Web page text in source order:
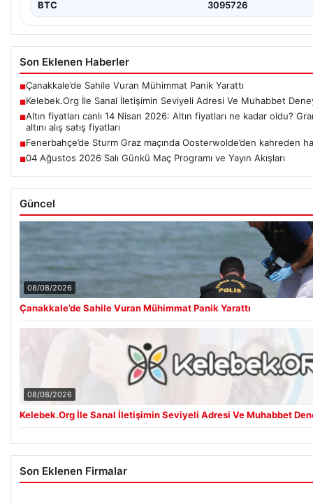
BTC 3095726
Son Eklenen Haberler
■Çanakkale’de Sahile Vuran Mühimmat Panik Yarattı
■Kelebek.Org İle Sanal İletişimin Seviyeli Adresi Ve Muhabbet
■Altın fiyatları canlı 14 Nisan 2026: Altın fiyatları ne kadar oldu?
altını alış satış fiyatları
■Fenerbahçe’de Sturm Graz maçında Oosterwolde’den kahreden
■04 Ağustos 2026 Salı Günkü Maç Programı ve Yayın Akışları
Güncel
08/08/2026
Çanakkale’de Sahile Vuran Mühimmat Panik Yarattı
08/08/2026
Kelebek.Org İle Sanal İletişimin Seviyeli Adresi Ve Muhabbet
Son Eklenen Firmalar